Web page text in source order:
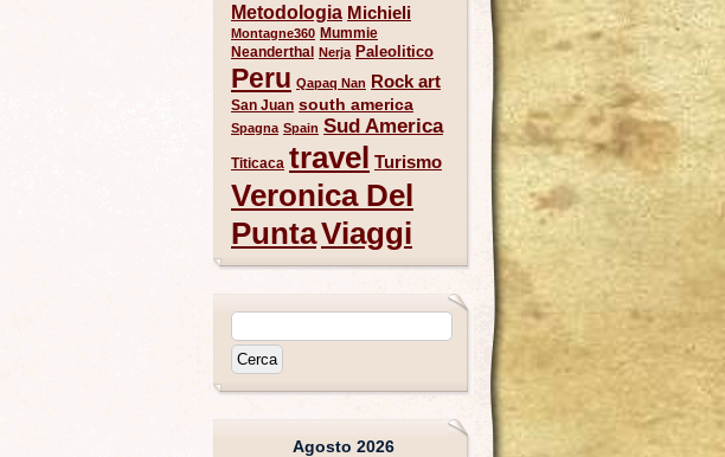
Metodologia Michieli
Montagne360 Mummie
Neanderthal Nerja Paleolitico
Peru Qapaq Nan Rock art
San Juan south america
Spagna Spain Sud America
Titicaca travel Turismo
Veronica Del
PuntaViaggi
Agosto 2026